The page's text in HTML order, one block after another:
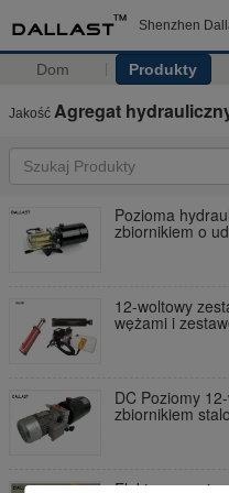
Shenzhen
Dom Produkty
Jakość Agregat
Pozioma
zbiornikiem o
12-woltowy
wężami i
DC Poziomy
zbiornikiem
Elektryczny